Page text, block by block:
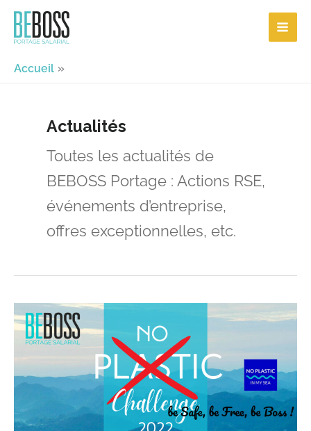
Aller
Accueil
Actualités
Toutes les actualités de
BEBOSS Portage : Actions RSE,
événements d’entreprise,
offres exceptionnelles, etc.